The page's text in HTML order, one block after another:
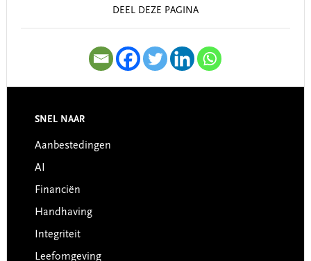
DEEL DEZE PAGINA
Footer
SNEL NAAR
Aanbestedingen
AI
Financiën
Handhaving
Integriteit
Leefomgeving